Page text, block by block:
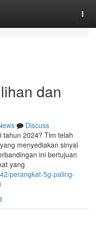
dan
Discuss
tahun 2024? Tim telah
menyediakan sinyal
ini bertujuan
yang
perangkat-5g-paling-